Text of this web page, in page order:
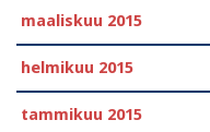
maaliskuu 2015
helmikuu 2015
tammikuu 2015